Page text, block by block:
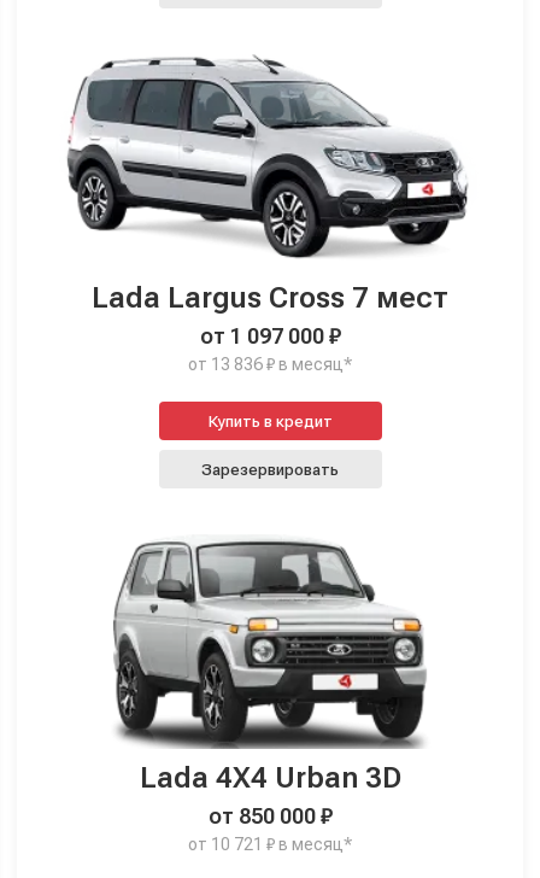
Lada Largus Cross 7 мест
от 1 097 000 ₽
от 13 836 ₽ в месяц*
Купить в кредит
Зарезервировать
Lada 4X4 Urban 3D
от 850 000 ₽
от 10 721 ₽ в месяц*